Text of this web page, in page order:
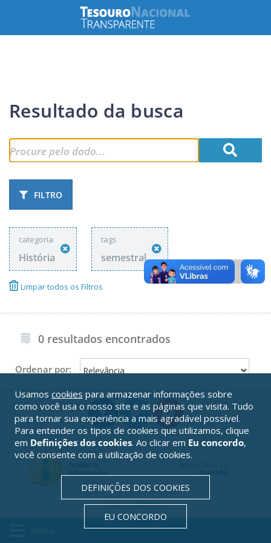
Resultado da busca
FILTRO
categoria
História
tags
semestral
Limpar todos os Filtros
0 resultados encontrados
Ordenar por:
SoluçãoSerpro
Usamos cookies para armazenar informações sobre
como você usa o nosso site e as páginas que visita. Tudo
para tornar sua experiência a mais agradável possível.
Para entender os tipos de cookies que utilizamos, clique
em Definições dos cookies. Ao clicar em Eu concordo,
você consente com a utilização de cookies.
DEFINIÇÕES DOS COOKIES
EU CONCORDO